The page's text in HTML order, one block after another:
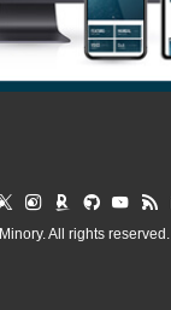
Minory. All rights reserved.